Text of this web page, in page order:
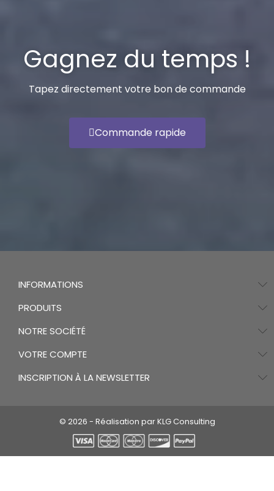
Gagnez du temps !
Tapez directement votre bon de commande
Commande rapide
INFORMATIONS
PRODUITS
NOTRE SOCIÉTÉ
VOTRE COMPTE
INSCRIPTION À LA NEWSLETTER
© 2026 - Réalisation par KLG Consulting